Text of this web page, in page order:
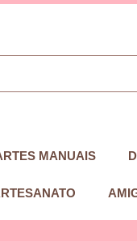
MANUAIS